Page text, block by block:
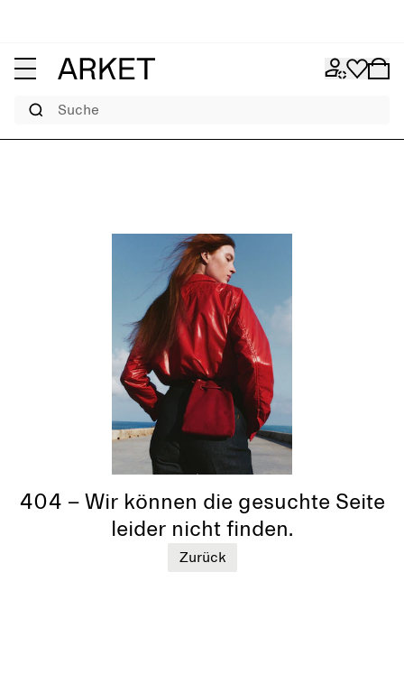
Suche
404 – Wir können die gesuchte Seite
leider nicht finden.
Zurück